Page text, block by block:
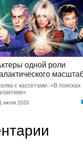
одной роли
с кассетами: «В поисках
июля 2026